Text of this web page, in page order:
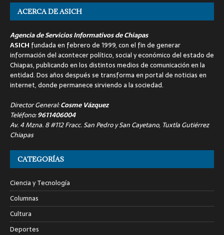
ACERCA DE ASICH
Agencia de Servicios Informativos de Chiapas
ASICH fundada en febrero de 1999, con el fin de generar
información del acontecer político, social y económico del estado de
Chiapas, publicando en los distintos medios de comunicación en la
entidad. Dos años después se transforma en portal de noticias en
internet, donde permanece sirviendo a la sociedad.
Director General:Cosme Vázquez
Teléfono:9611406004
Av. 4 Mzna. 8 #112 Fracc. San Pedro y San Cayetano, Tuxtla Gutiérrez
Chiapas
CATEGORÍAS
Ciencia y Tecnología
Columnas
Cultura
Deportes